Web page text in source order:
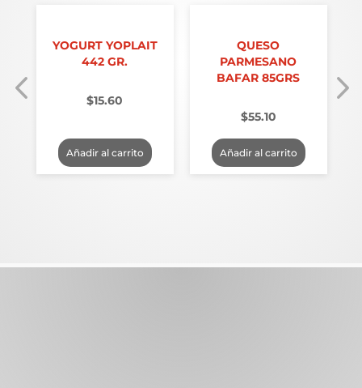
YOGURT YOPLAIT
442 GR.
$15.60
Añadir al carrito
QUESO
PARMESANO
BAFAR 85GRS
$55.10
Añadir al carrito